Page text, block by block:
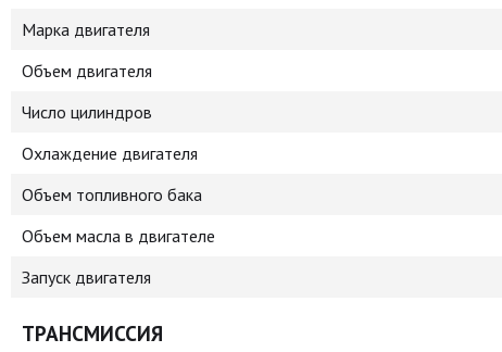
Марка двигателя
Объем двигателя
Число цилиндров
Охлаждение двигателя
Объем топливного бака
Объем масла в двигателе
Запуск двигателя
ТРАНСМИССИЯ